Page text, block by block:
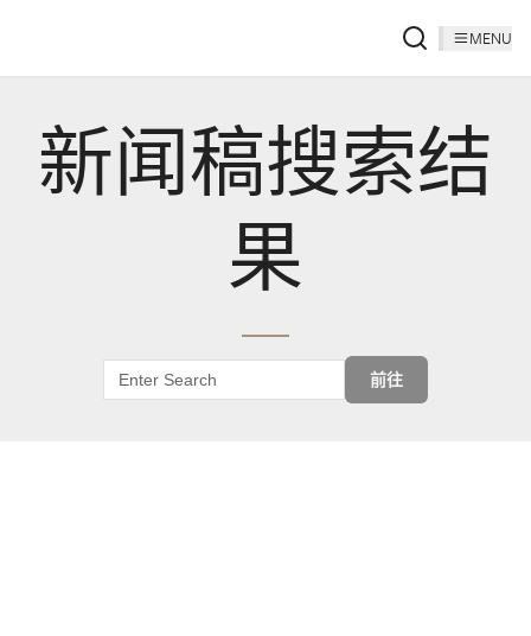
MENU
新闻稿搜索结
果
前往